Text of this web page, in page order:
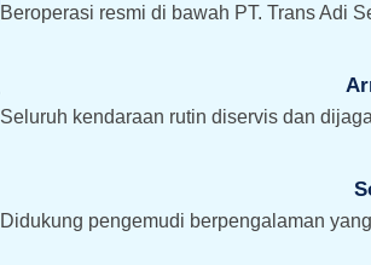
Beroperasi resmi di bawah PT. Trans Adi
Seluruh kendaraan rutin diservis dan
Didukung pengemudi berpengalaman